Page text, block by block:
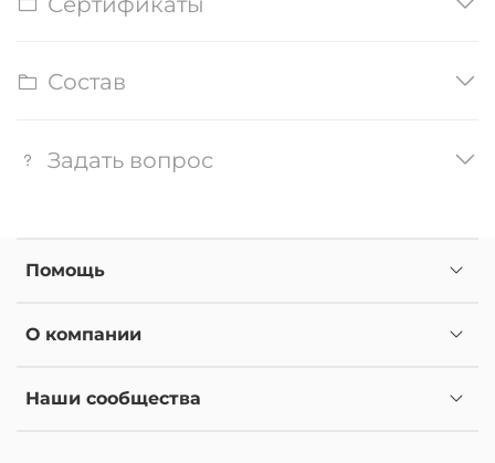
Состав
Задать вопрос
Помощь
О компании
Наши сообщества